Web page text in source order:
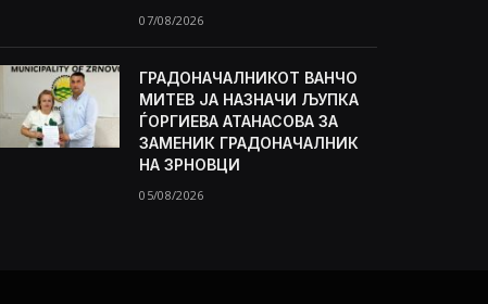
07/08/2026
ГРАДОНАЧАЛНИКОТ ВАНЧО
МИТЕВ ЈА НАЗНАЧИ ЉУПКА
ЃОРГИЕВА АТАНАСОВА ЗА
ЗАМЕНИК ГРАДОНАЧАЛНИК
НА ЗРНОВЦИ
05/08/2026